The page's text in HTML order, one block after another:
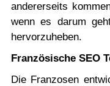
andererseits
wenn es darum
hervorzuheben.
Französische SEO
Die Franzosen